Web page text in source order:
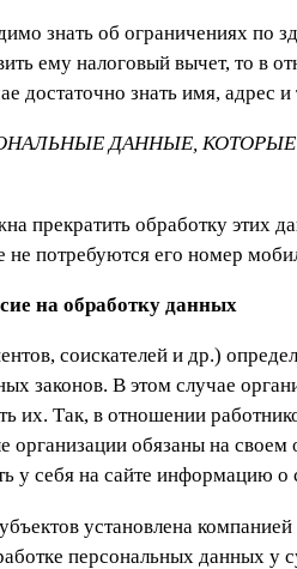
знать об ограничениях по
ему налоговый вычет, то в
достаточно знать имя, адрес
ДАННЫЕ,
прекратить обработку этих
потребуются его номер
на обработку данных
соискателей и др.)
законов. В этом случае
их. Так, в отношении
организации обязаны на
себя на сайте информацию о
установлена
персональных данных